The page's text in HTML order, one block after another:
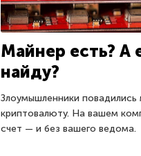
Майнер есть? А
найду?
Злоумышленники повадились
криптовалюту. На вашем
счет — и без вашего ведома.